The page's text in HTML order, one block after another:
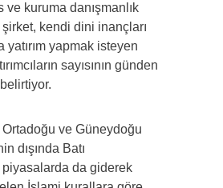
ve kuruma danışmanlık
kendi dini inançları
yatırım yapmak isteyen
sayısının günden
belirtiyor.
ve Güneydoğu
dışında Batı
piyasalarda da giderek